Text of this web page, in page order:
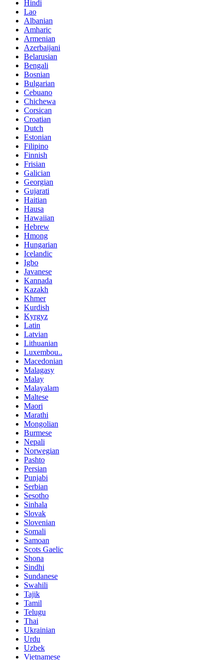
Hindi
Lao
Albanian
Amharic
Armenian
Azerbaijani
Belarusian
Bengali
Bosnian
Bulgarian
Cebuano
Chichewa
Corsican
Croatian
Dutch
Estonian
Filipino
Finnish
Frisian
Galician
Georgian
Gujarati
Haitian
Hausa
Hawaiian
Hebrew
Hmong
Hungarian
Icelandic
Igbo
Javanese
Kannada
Kazakh
Khmer
Kurdish
Kyrgyz
Latin
Latvian
Lithuanian
Luxembou..
Macedonian
Malagasy
Malay
Malayalam
Maltese
Maori
Marathi
Mongolian
Burmese
Nepali
Norwegian
Pashto
Persian
Punjabi
Serbian
Sesotho
Sinhala
Slovak
Slovenian
Somali
Samoan
Scots Gaelic
Shona
Sindhi
Sundanese
Swahili
Tajik
Tamil
Telugu
Thai
Ukrainian
Urdu
Uzbek
Vietnamese